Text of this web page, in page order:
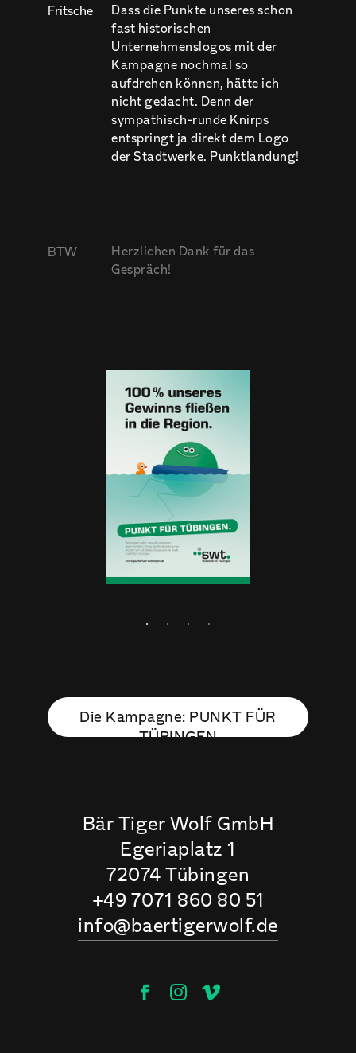
Fritsche
Dass die Punkte unseres schon
fast historischen
Unternehmenslogos mit der
Kampagne nochmal so
aufdrehen können, hätte ich
nicht gedacht. Denn der
sympathisch-runde Knirps
entspringt ja direkt dem Logo
der Stadtwerke. Punktlandung!
BTW
Herzlichen Dank für das
Gespräch!
Die Kampagne: PUNKT FÜR
TÜBINGEN
Bär Tiger Wolf GmbH
Egeriaplatz 1
72074 Tübingen
+49 7071 860 80 51
info@baertigerwolf.de